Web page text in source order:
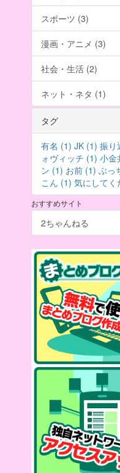
スポーツ (3)
漫画・アニメ (3)
社会・生活 (2)
ネット・ネタ (1)
タグ
有名 (1) JK (1) 振り
ォヴィッチ (1) 小金
ン (1) お前 (1) ぶっ
こん (1) 気にしてく
おすすめサイト
2ちゃんねる